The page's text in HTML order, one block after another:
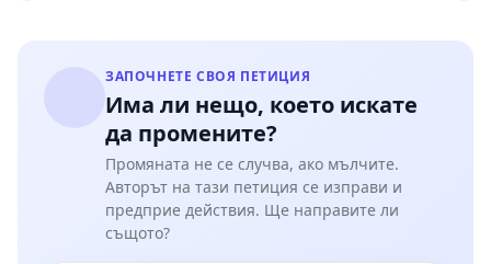
ЗАПОЧНЕТЕ СВОЯ ПЕТИЦИЯ
Има ли нещо, което искате
да промените?
Промяната не се случва, ако мълчите.
Авторът на тази петиция се изправи и
предприе действия. Ще направите ли
същото?